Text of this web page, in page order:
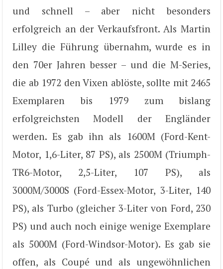
und schnell – aber nicht besonders
erfolgreich an der Verkaufsfront. Als Martin
Lilley die Führung übernahm, wurde es in
den 70er Jahren besser – und die M-Series,
die ab 1972 den Vixen ablöste, sollte mit 2465
Exemplaren bis 1979 zum bislang
erfolgreichsten Modell der Engländer
werden. Es gab ihn als 1600M (Ford-Kent-
Motor, 1,6-Liter, 87 PS), als 2500M (Triumph-
TR6-Motor, 2,5-Liter, 107 PS), als
3000M/3000S (Ford-Essex-Motor, 3-Liter, 140
PS), als Turbo (gleicher 3-Liter von Ford, 230
PS) und auch noch einige wenige Exemplare
als 5000M (Ford-Windsor-Motor). Es gab sie
offen, als Coupé und als ungewöhnlichen